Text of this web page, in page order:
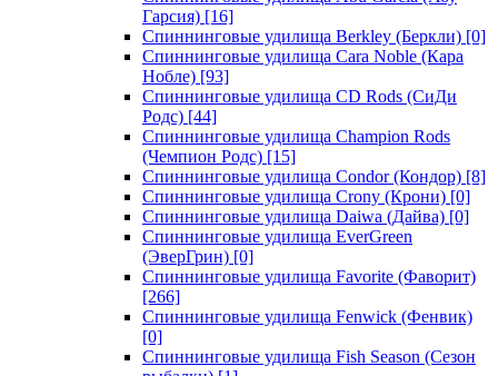
Гарсия) [16]
Спиннинговые удилища Berkley (Беркли) [0]
Спиннинговые удилища Cara Noble (Кара
Нобле) [93]
Спиннинговые удилища CD Rods (СиДи
Родс) [44]
Спиннинговые удилища Champion Rods
(Чемпион Родс) [15]
Спиннинговые удилища Condor (Кондор) [8]
Спиннинговые удилища Crony (Крони) [0]
Спиннинговые удилища Daiwa (Дайва) [0]
Спиннинговые удилища EverGreen
(ЭверГрин) [0]
Спиннинговые удилища Favorite (Фаворит)
[266]
Спиннинговые удилища Fenwick (Фенвик)
[0]
Спиннинговые удилища Fish Season (Сезон